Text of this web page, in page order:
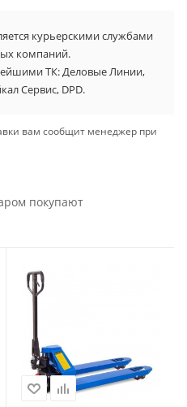
курьерскими службами
компаний.
ТК: Деловые Линии,
Сервис, DPD.
вам сообщит менеджер при
покупают